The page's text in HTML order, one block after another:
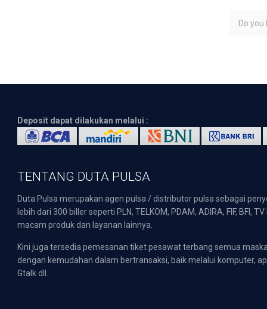
Do you
Deposit dapat dilakukan melalui :
TENTANG DUTA PULSA
Duta Pulsa merupakan agen pulsa / distributor pulsa sebagai
lebih dari 300 biller seperti PLN, TELKOM, PDAM, ADIRA, FIF,
macam produk dan layanan lainnya.
Kini juga tersedia pemesanan tiket pesawat terbang semua
dengan kemudahan dalam bertransaksi, baik melalui komputer,
Gtalk dll.